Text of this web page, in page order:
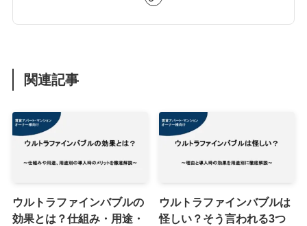
関連記事
ウルトラファインバブルの
効果とは？仕組み・用途・
ウルトラファインバブルは
怪しい？そう言われる3つ